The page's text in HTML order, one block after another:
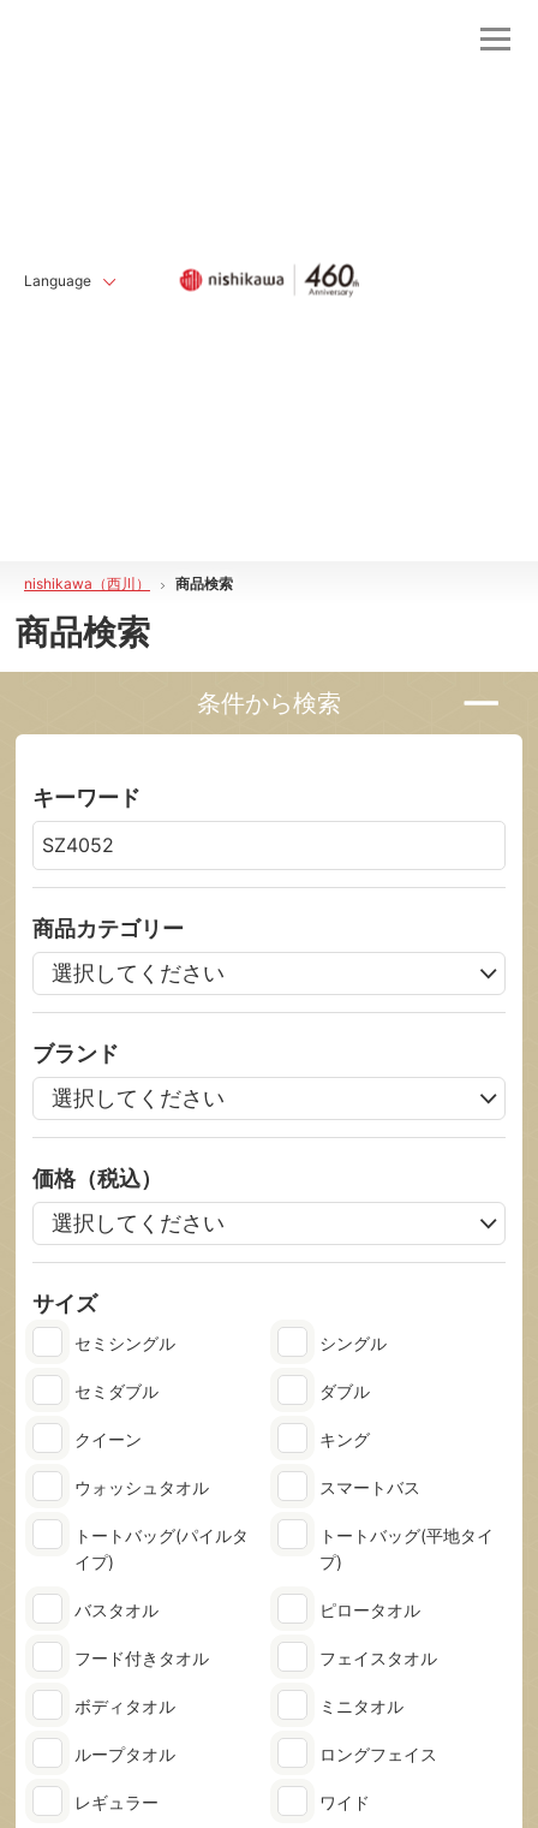
Language
nishikawa（西川） 商品検索
商品検索
条件から検索
キーワード
商品カテゴリー
ブランド
価格（税込）
サイズ
セミシングル シングル
セミダブル ダブル
クイーン キング
ウォッシュタオル スマートバス
トートバッグ(パイルタ
イプ)
トートバッグ(平地タイ
プ)
バスタオル ピロータオル
フード付きタオル フェイスタオル
ボディタオル ミニタオル
ループタオル ロングフェイス
レギュラー ワイド